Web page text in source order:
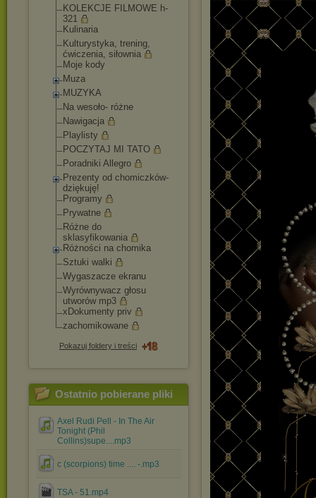
KOLEKCJE FILMOWE h-
321
Kulinaria
Kulturystyka, trening,
ćwiczenia, siłownia
Moje kody
Muza
MUZYKA
Na wesoło- różne
Nawigacja
Playlisty
POCZYTAJ MI TATO
Poradniki Allegro
Prezenty od chomiczków-
dziękuję!
Programy
Prywatne
Różne do
sklasyfikowania
Różności na chomika
Sztuki walki
Wygaszacze ekranu
Wyrównywacz głosu
utworów mp3
xDokumenty priv
zachomikowane
Pokazuj foldery i treści
Ostatnio pobierane pliki
Axel Rudi Pell - In The Air
Tonight (Phil
Collins)supe....mp3
с (scorpions) time .... -.mp3
TSA - 51.mp4